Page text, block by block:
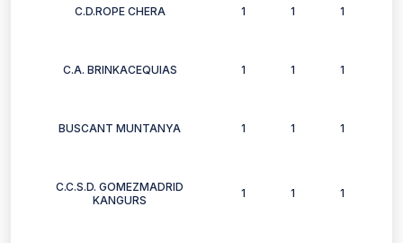
C.D.ROPE CHERA 1 1 1
C.A. BRINKACEQUIAS 1 1 1
BUSCANT MUNTANYA 1 1 1
C.C.S.D. GOMEZMADRID
KANGURS
1 1 1